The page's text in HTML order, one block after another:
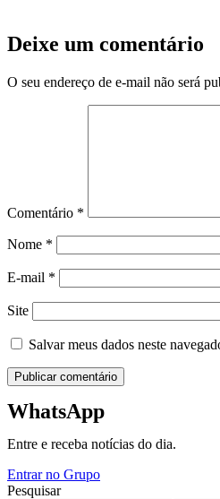
Deixe um comentário
O seu endereço de e-mail não será
Comentário *
Nome *
E-mail *
Site
Salvar meus dados neste
WhatsApp
Entre e receba notícias do dia.
Entrar no Grupo
Pesquisar